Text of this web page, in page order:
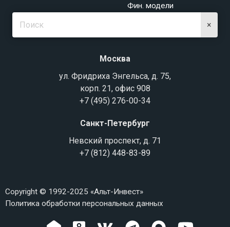
Фин. модели
×
Москва
ул. Фридриха Энгельса, д. 75,
корп. 21, офис 908
+7 (495) 276-00-34
Санкт-Петербург
Невский проспект, д. 71
+7 (812) 448-83-89
Copyright © 1992-2025 «Альт-Инвест»
Политика обработки персональных данных